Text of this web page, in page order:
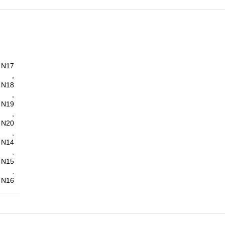
Ν17
Ν18
Ν19
Ν20
N14
N15
N16